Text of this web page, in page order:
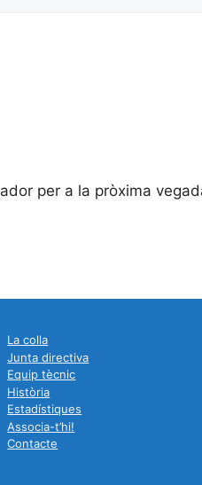
per a la pròxima
La colla
Junta directiva
Equip tècnic
Història
Estadístiques
Associa-t’hi!
Contacte